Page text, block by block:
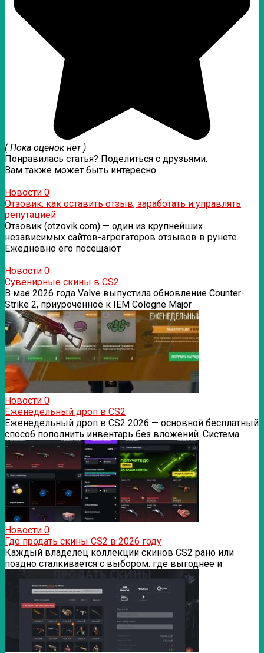
( Пока оценок нет )
Понравилась статья? Поделиться с друзьями:
Вам также может быть интересно
Новости 0
Отзовик: как оставить отзыв, заработать и управлять
репутацией
Отзовик (otzovik.com) — один из крупнейших
независимых сайтов-агрегаторов отзывов в рунете.
Ежедневно его посещают
Новости 0
Сувенирные скины в CS2
В мае 2026 года Valve выпустила обновление Counter-
Strike 2, приуроченное к IEM Cologne Major
Новости 0
Еженедельный дроп в CS2
Еженедельный дроп в CS2 2026 — основной бесплатный
способ пополнить инвентарь без вложений. Система
Новости 0
Где продать скины CS2 в 2026 году
Каждый владелец коллекции скинов CS2 рано или
поздно сталкивается с выбором: где выгоднее и